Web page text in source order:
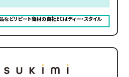
などリピート商材の自社ECはディー・スタイル